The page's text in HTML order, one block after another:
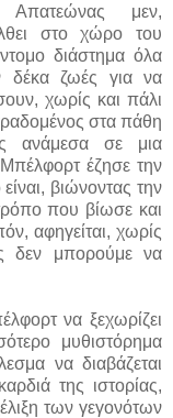
Απατεώνας μεν,
στο χώρο του
διάστημα όλα
δέκα ζωές για να
χωρίς και πάλι
στα πάθη
ανάμεσα σε μια
έζησε την
βιώνοντας την
που βίωσε και
αφηγείται, χωρίς
δεν μπορούμε να
να ξεχωρίζει
μυθιστόρημα
να διαβάζεται
της ιστορίας,
των γεγονότων